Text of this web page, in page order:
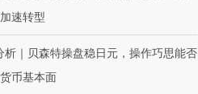
速转型
析｜贝森特操盘稳日元，操作巧思能否
币基本面